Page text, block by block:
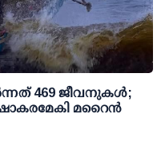
469 ജീവനുകള്‍;
മറൈന്‍